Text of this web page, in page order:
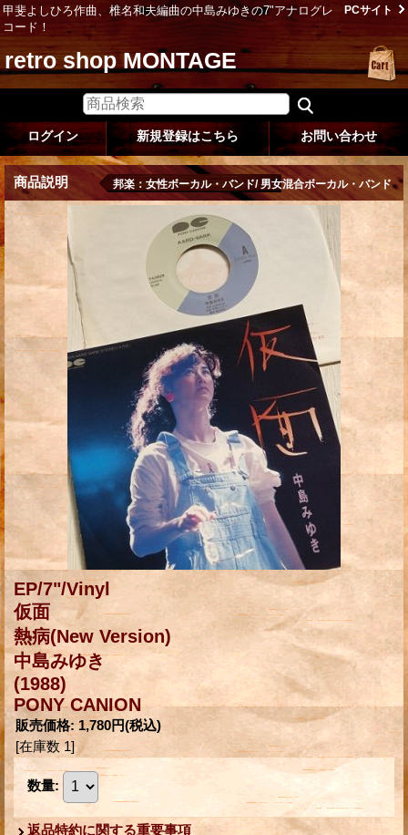
甲斐よしひろ作曲、椎名和夫編曲の中島みゆきの7"アナログレ
コード！
PCサイト
retro shop MONTAGE
ログイン 新規登録はこちら お問い合わせ
商品説明 邦楽：女性ボーカル・バンド/ 男女混合ボーカル・バンド
EP/7"/Vinyl
仮面
熱病(New Version)
中島みゆき
(1988)
PONY CANION
販売価格: 1,780円(税込)
[在庫数 1]
数量:
返品特約に関する重要事項